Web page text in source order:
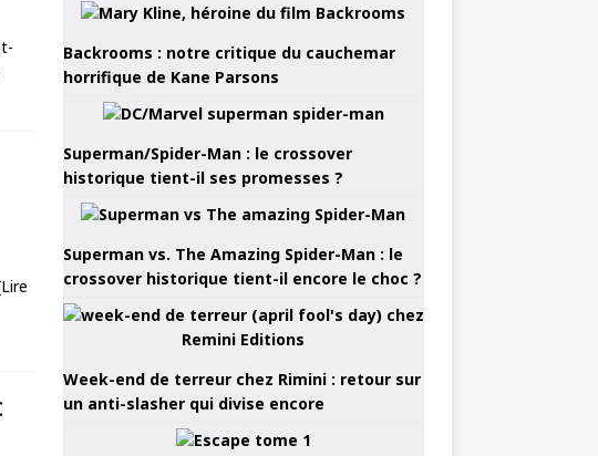
Backrooms : notre critique du cauchemar
horrifique de Kane Parsons
Superman/Spider-Man : le crossover
historique tient-il ses promesses ?
Superman vs. The Amazing Spider-Man : le
crossover historique tient-il encore le choc ?
Week-end de terreur chez Rimini : retour sur
un anti-slasher qui divise encore